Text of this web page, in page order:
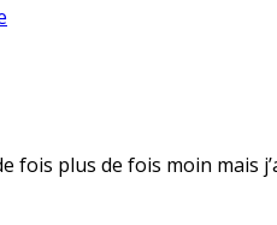
fois plus de fois moin mais